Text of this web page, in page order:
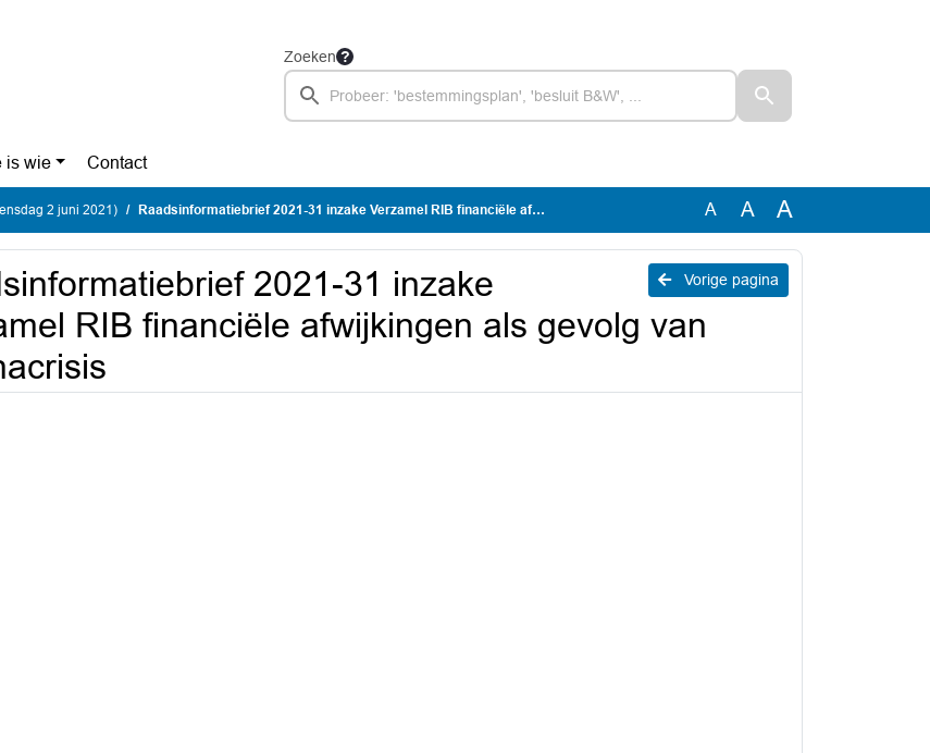
Zoeken
is wie Contact
2 juni 2021) Raadsinformatiebrief 2021-31 inzake Verzamel RIB financiële afwijkingen als gevolg van coronacrisis A A A
Vorige pagina
2021-31 inzake
RIB financiële afwijkingen als gevolg van